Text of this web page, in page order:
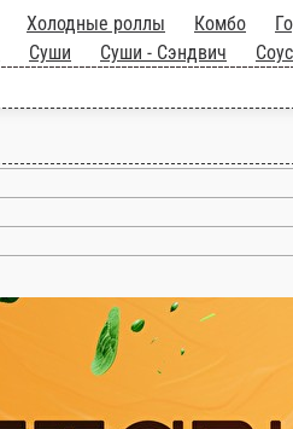
Холодные роллы Комбо
Суши Суши - Сэндвич